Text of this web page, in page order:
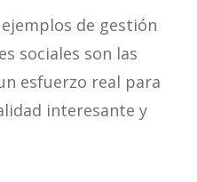
de gestión
sociales son las
esfuerzo real para
interesante y